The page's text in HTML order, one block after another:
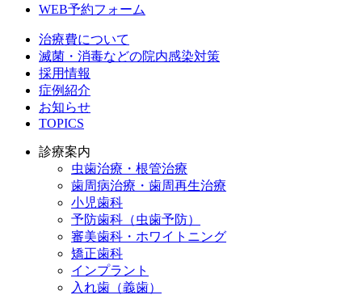
WEB予約フォーム
治療費について
滅菌・消毒などの院内感染対策
採用情報
症例紹介
お知らせ
TOPICS
診療案内
虫歯治療・根管治療
歯周病治療・歯周再生治療
小児歯科
予防歯科（虫歯予防）
審美歯科・ホワイトニング
矯正歯科
インプラント
入れ歯（義歯）